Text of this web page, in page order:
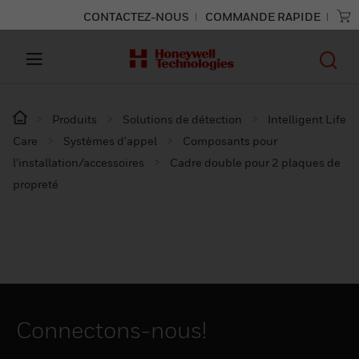
CONTACTEZ-NOUS COMMANDE RAPIDE
Produits Solutions de détection
Intelligent Life
Care
Systèmes d'appel
Composants pour
l'installation/accessoires
Cadre double pour 2 plaques de
propreté
Connectons-nous!